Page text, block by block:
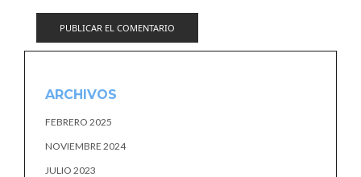
ARCHIVOS
FEBRERO 2025
NOVIEMBRE 2024
JULIO 2023